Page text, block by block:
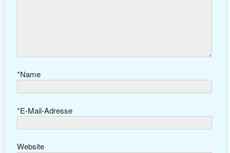
Name
*
E-Mail-Adresse
*
Website